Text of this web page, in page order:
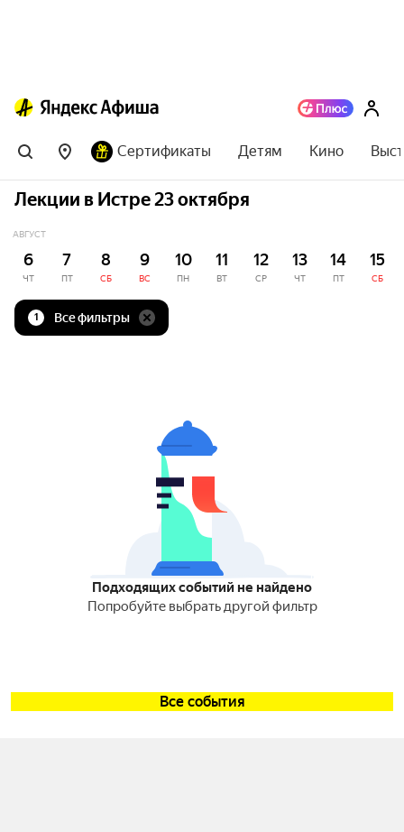
Сертификаты Детям Кино
Лекции в Истре 23 октября
АВГУСТ
6
ЧТ
7
ПТ
8
СБ
9
ВС
10
ПН
11
ВТ
12
СР
13
ЧТ
14
ПТ
15
СБ
1 Все фильтры
Подходящих событий не найдено
Попробуйте выбрать другой фильтр
Все события